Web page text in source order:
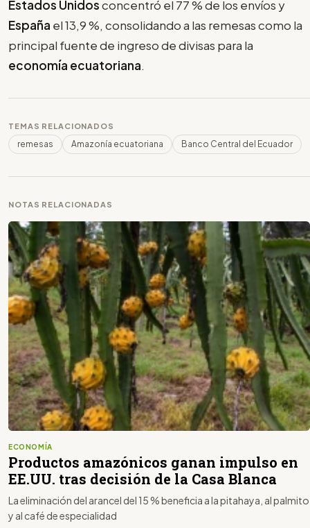
Estados Unidosconcentró el 77 % de los envíos y
España el 13,9 %, consolidando a las remesas como la
principal fuente de ingreso de divisas para la
economía ecuatoriana.
TEMAS RELACIONADOS
remesas Amazonía ecuatoriana Banco Central del Ecuador
NOTAS RELACIONADAS
ECONOMÍA
Productos amazónicos ganan impulso en
EE.UU. tras decisión de la Casa Blanca
La eliminación del arancel del 15 % beneficia a la pitahaya, al palmito
y al café de especialidad